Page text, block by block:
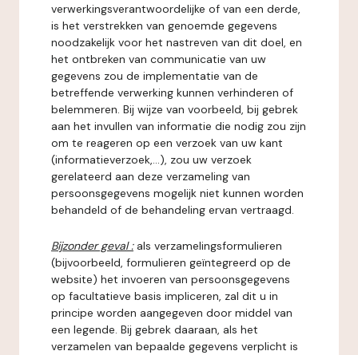
verwerkingsverantwoordelijke of van een derde,
is het verstrekken van genoemde gegevens
noodzakelijk voor het nastreven van dit doel, en
het ontbreken van communicatie van uw
gegevens zou de implementatie van de
betreffende verwerking kunnen verhinderen of
belemmeren. Bij wijze van voorbeeld, bij gebrek
aan het invullen van informatie die nodig zou zijn
om te reageren op een verzoek van uw kant
(informatieverzoek,...), zou uw verzoek
gerelateerd aan deze verzameling van
persoonsgegevens mogelijk niet kunnen worden
behandeld of de behandeling ervan vertraagd.
Bijzonder geval : als verzamelingsformulieren
(bijvoorbeeld, formulieren geïntegreerd op de
website) het invoeren van persoonsgegevens
op facultatieve basis impliceren, zal dit u in
principe worden aangegeven door middel van
een legende. Bij gebrek daaraan, als het
verzamelen van bepaalde gegevens verplicht is